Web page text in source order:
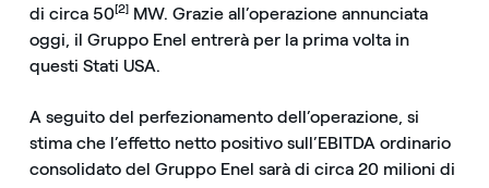
di circa 50[2]MW. Grazie all’operazione annunciata
oggi, il Gruppo Enel entrerà per la prima volta in
questi Stati USA.
A seguito del perfezionamento dell’operazione, si
stima che l’effetto netto positivo sull’EBITDA ordinario
consolidato del Gruppo Enel sarà di circa 20 milioni di